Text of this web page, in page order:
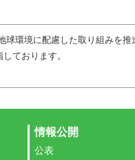
球環境に配慮した取り組みを推
ております。
情報公開
公表